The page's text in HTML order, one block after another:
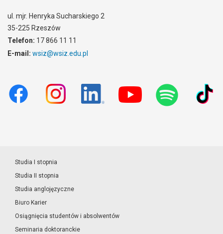
ul. mjr. Henryka Sucharskiego 2
35-225 Rzeszów
Telefon: 17 866 11 11
E-mail: wsiz@wsiz.edu.pl
Studia I stopnia
Studia II stopnia
Studia anglojęzyczne
Biuro Karier
Osiągnięcia studentów i absolwentów
Seminaria doktoranckie